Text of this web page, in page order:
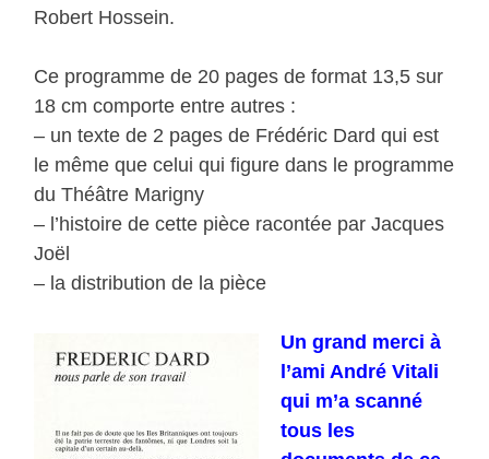
Robert Hossein.
Ce programme de 20 pages de format 13,5 sur
18 cm comporte entre autres :
– un texte de 2 pages de Frédéric Dard qui est
le même que celui qui figure dans le programme
du Théâtre Marigny
– l’histoire de cette pièce racontée par Jacques
Joël
– la distribution de la pièce
Un grand merci à
l’ami André Vitali
qui m’a scanné
tous les